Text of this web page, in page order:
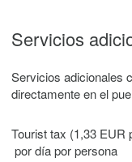
Servicios
Servicios adicionales
directamente en el
Tourist tax (1,33 EUR
por día por persona